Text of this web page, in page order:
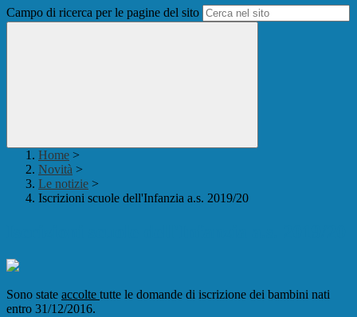
Campo di ricerca per le pagine del sito
Home >
Novità >
Le notizie >
Iscrizioni scuole dell'Infanzia a.s. 2019/20
Sono state accolte tutte le domande di iscrizione dei bambini nati
entro 31/12/2016.